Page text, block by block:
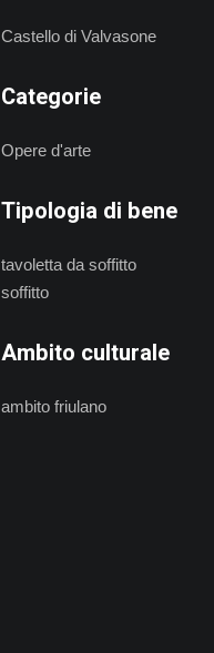
Castello di Valvasone
Categorie
Opere d'arte
Tipologia di bene
tavoletta da soffitto
soffitto
Ambito culturale
ambito friulano